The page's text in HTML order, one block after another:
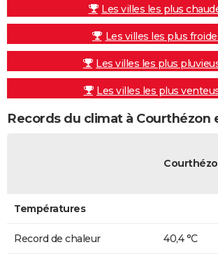
Les villes les plus
Les villes les plus
Les villes les plus
Les villes les plus
Records du climat à Courthézon
Températures
Record de chaleur 40,4 °C